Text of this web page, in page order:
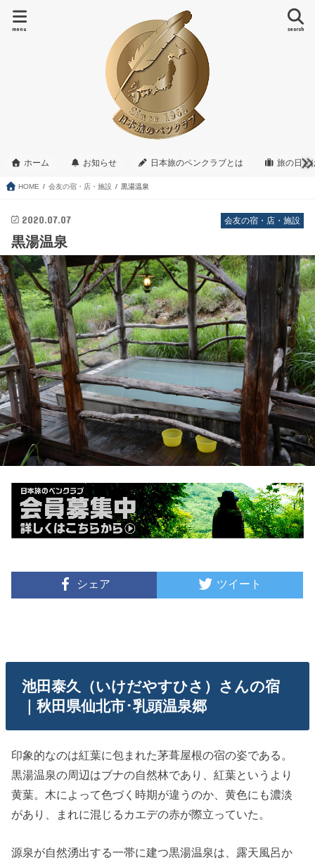
search
menu
ホーム お知らせ 日本旅のペンクラブとは 旅の日と
HOME 会友の宿・店・施設 黒湯温泉
会友の宿・店・施設
2020.07.07
黒湯温泉
シェア ツイート
池田泰久（いけだやすひさ）さんの宿
｜秋田県仙北市･乳頭温泉郷
印象的なのは紅葉に包まれた茅葺屋根の宿の姿である。
黒湯温泉の周辺はブナの自然林であり、紅葉というより
黄葉。木によって色づく時期が違うのか、黄色にも濃淡
があり、まれに混じるカエデの赤が際立っていた。
源泉が自然湧出する一帯に建つ黒湯温泉は、露天風呂か